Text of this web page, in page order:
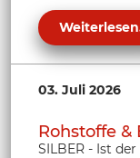
03. Juli 2026
Rohstoffe
SILBER - Ist